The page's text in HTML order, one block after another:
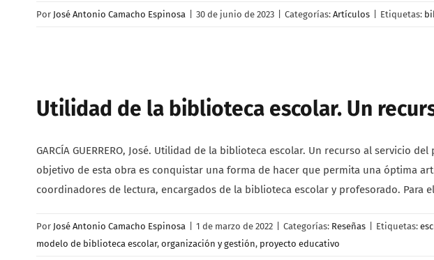
Por José Antonio Camacho Espinosa 30 de junio de 2023 Categorías: Artículos Etiquetas:
Utilidad de la biblioteca escolar. Un
GARCÍA GUERRERO, José. Utilidad de la biblioteca escolar. Un recurso al servicio
objetivo de esta obra es conquistar una forma de hacer que permita una óptima
coordinadores de lectura, encargados de la biblioteca escolar y profesorado.
Por José Antonio Camacho Espinosa 1 de marzo de 2022 Categorías: Reseñas Etiquetas:
modelo de biblioteca escolar, organización y gestión, proyecto educativo